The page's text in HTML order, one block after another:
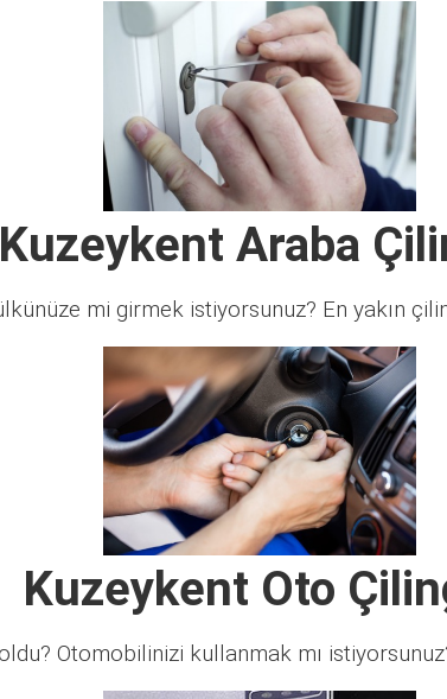
Kuzeykent Araba
mi girmek istiyorsunuz? En yakın
Kuzeykent Oto
Otomobilinizi kullanmak mı